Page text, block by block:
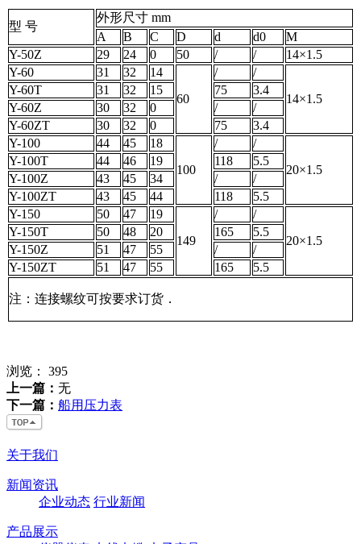
型 号
外形尺寸 mm
A
B C D d d0
M
Y-50Z
29 24 0 50 / /
14×1.5
Y-60
31 32
14
60
/
/
14×1.5
Y-60T 31 32 15 75
3.4
Y-60Z
30 32 0 /
/
Y-60ZT
30 32 0 75
3.4
Y-100
44 45
18
100
/
/
20×1.5
Y-100T 44 46 19 118
5.5
Y-100Z
43 45 34 /
/
Y-100ZT
43 45 44 118
5.5
Y-150
50 47
19
149
/
/
20×1.5
Y-150T 50 48 20 165
5.5
Y-150Z
51 47 55 /
/
Y-150ZT
51 47 55 165 5.5
注：连接螺纹可按要求订货．
浏览： 395
上一篇： 无
下一篇： 船用压力表
关于我们
新闻资讯
企业动态 行业新闻
产品展示